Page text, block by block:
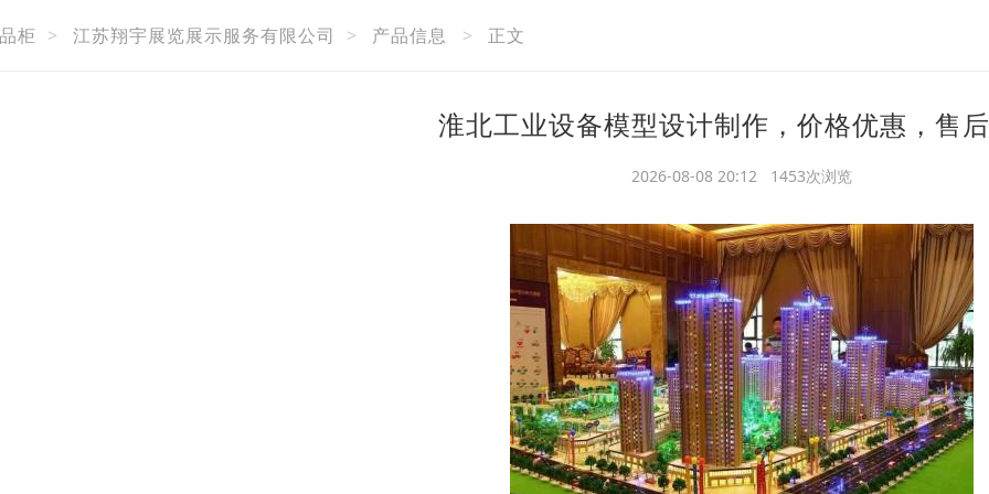
柜 > 江苏翔宇展览展示服务有限公司 > 产品信息 > 正文
淮北工业设备模型设计制作，价格优惠，售
2026-08-08 20:12 1453次浏览